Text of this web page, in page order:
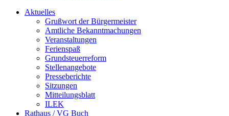
Aktuelles
Grußwort der Bürgermeister
Amtliche Bekanntmachungen
Veranstaltungen
Ferienspaß
Grundsteuerreform
Stellenangebote
Presseberichte
Sitzungen
Mitteilungsblatt
ILEK
Rathaus / VG Buch